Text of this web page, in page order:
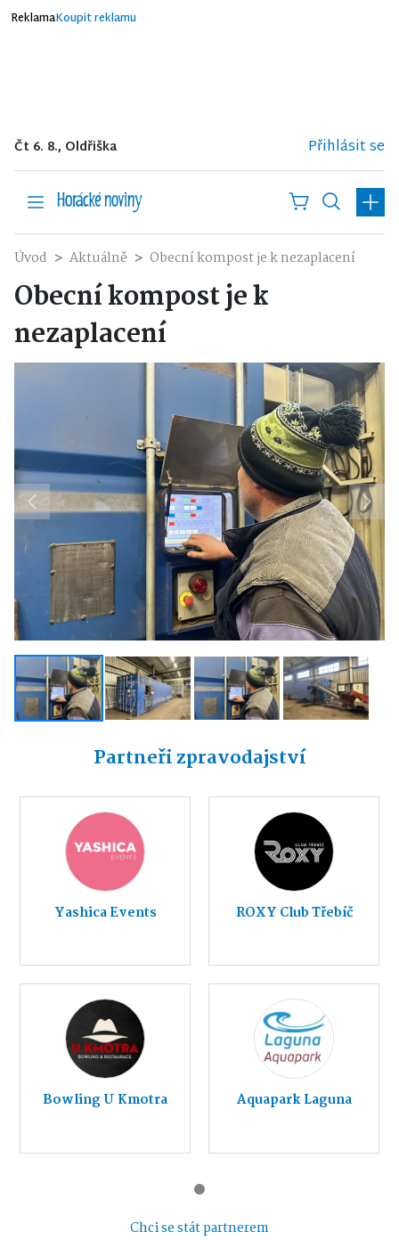
ReklamaKoupit reklamu
Čt 6. 8., Oldřiška Přihlásit se
Úvod Aktuálně Obecní kompost je k nezaplacení
Obecní kompost je k
nezaplacení
Previous Next
Partneři zpravodajství
Yashica Events ROXY Club Třebíč
Bowling U Kmotra Aquapark Laguna
Chci se stát partnerem